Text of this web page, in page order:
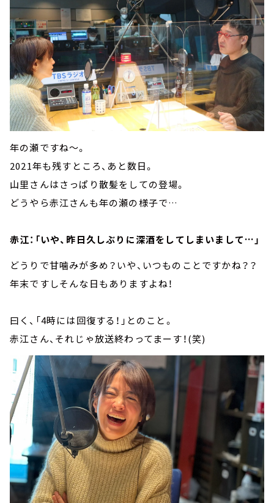
年の瀬ですね～。
2021年も残すところ、あと数日。
山里さんはさっぱり散髪をしての登場。
どうやら赤江さんも年の瀬の様子で…
赤江：「いや、昨日久しぶりに深酒をしてしまいまして…」
どうりで甘噛みが多め？いや、いつものことですかね？？
年末ですしそんな日もありますよね！
曰く、「4時には回復する！」とのこと。
赤江さん、それじゃ放送終わってまーす！(笑)